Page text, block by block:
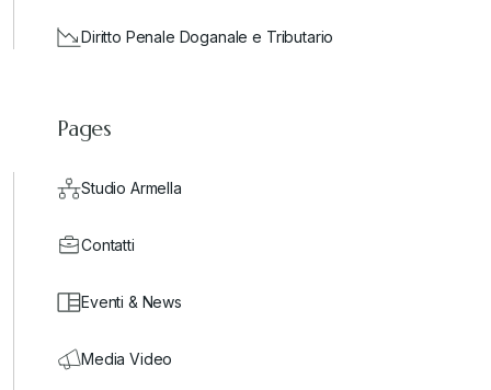
Diritto Penale Doganale e Tributario
Pages
Studio Armella
Contatti
Eventi & News
Media Video